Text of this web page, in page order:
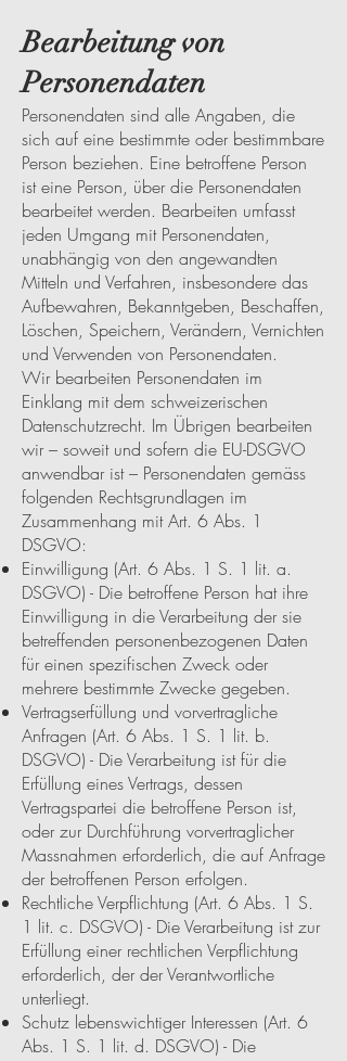
Bearbeitung von
Personendaten
Personendaten sind alle Angaben, die
sich auf eine bestimmte oder bestimmbare
Person beziehen. Eine betroffene Person
ist eine Person, über die Personendaten
bearbeitet werden. Bearbeiten umfasst
jeden Umgang mit Personendaten,
unabhängig von den angewandten
Mitteln und Verfahren, insbesondere das
Aufbewahren, Bekanntgeben, Beschaffen,
Löschen, Speichern, Verändern, Vernichten
und Verwenden von Personendaten.
Wir bearbeiten Personendaten im
Einklang mit dem schweizerischen
Datenschutzrecht. Im Übrigen bearbeiten
wir – soweit und sofern die EU-DSGVO
anwendbar ist – Personendaten gemäss
folgenden Rechtsgrundlagen im
Zusammenhang mit Art. 6 Abs. 1
DSGVO:
Einwilligung (Art. 6 Abs. 1 S. 1 lit. a.
DSGVO) - Die betroffene Person hat ihre
Einwilligung in die Verarbeitung der sie
betreffenden personenbezogenen Daten
für einen spezifischen Zweck oder
mehrere bestimmte Zwecke gegeben.
Vertragserfüllung und vorvertragliche
Anfragen (Art. 6 Abs. 1 S. 1 lit. b.
DSGVO) - Die Verarbeitung ist für die
Erfüllung eines Vertrags, dessen
Vertragspartei die betroffene Person ist,
oder zur Durchführung vorvertraglicher
Massnahmen erforderlich, die auf Anfrage
der betroffenen Person erfolgen.
Rechtliche Verpflichtung (Art. 6 Abs. 1 S.
1 lit. c. DSGVO) - Die Verarbeitung ist zur
Erfüllung einer rechtlichen Verpflichtung
erforderlich, der der Verantwortliche
unterliegt.
Schutz lebenswichtiger Interessen (Art. 6
Abs. 1 S. 1 lit. d. DSGVO) - Die